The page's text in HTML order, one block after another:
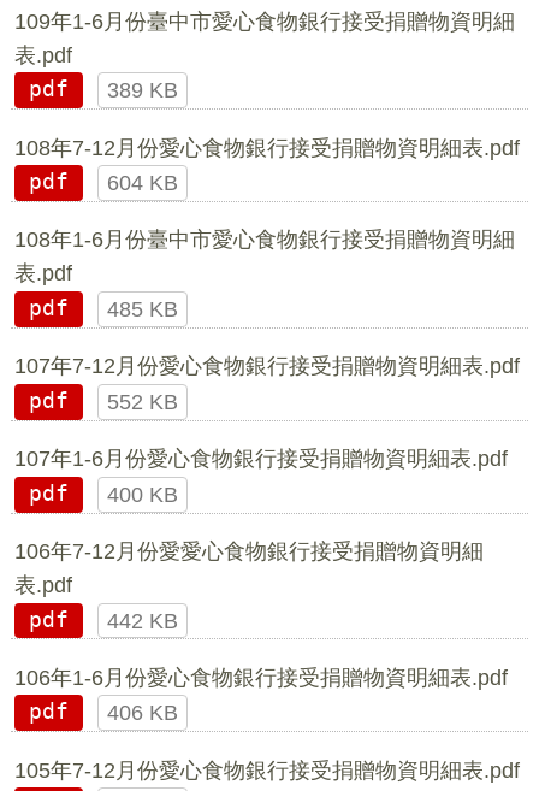
109年1-6月份臺中市愛心食物銀行接受捐贈物資明細
表.pdf
pdf
389 KB
108年7-12月份愛心食物銀行接受捐贈物資明細表.pdf
pdf
604 KB
108年1-6月份臺中市愛心食物銀行接受捐贈物資明細
表.pdf
pdf
485 KB
107年7-12月份愛心食物銀行接受捐贈物資明細表.pdf
pdf
552 KB
107年1-6月份愛心食物銀行接受捐贈物資明細表.pdf
pdf
400 KB
106年7-12月份愛愛心食物銀行接受捐贈物資明細
表.pdf
pdf
442 KB
106年1-6月份愛心食物銀行接受捐贈物資明細表.pdf
pdf
406 KB
105年7-12月份愛心食物銀行接受捐贈物資明細表.pdf